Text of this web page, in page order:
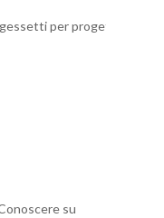
per progetti
su